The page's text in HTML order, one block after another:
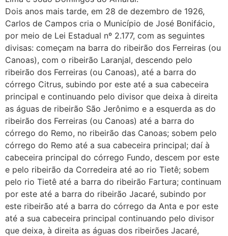
Dois anos mais tarde, em 28 de dezembro de 1926,
Carlos de Campos cria o Município de José Bonifácio,
por meio de Lei Estadual nº 2.177, com as seguintes
divisas: começam na barra do ribeirão dos Ferreiras (ou
Canoas), com o ribeirão Laranjal, descendo pelo
ribeirão dos Ferreiras (ou Canoas), até a barra do
córrego Citrus, subindo por este até a sua cabeceira
principal e continuando pelo divisor que deixa à direita
as águas de ribeirão São Jerônimo e a esquerda as do
ribeirão dos Ferreiras (ou Canoas) até a barra do
córrego do Remo, no ribeirão das Canoas; sobem pelo
córrego do Remo até a sua cabeceira principal; daí à
cabeceira principal do córrego Fundo, descem por este
e pelo ribeirão da Corredeira até ao rio Tietê; sobem
pelo rio Tietê até a barra do ribeirão Fartura; continuam
por este até a barra do ribeirão Jacaré, subindo por
este ribeirão até a barra do córrego da Anta e por este
até a sua cabeceira principal continuando pelo divisor
que deixa, à direita as águas dos ribeirões Jacaré,